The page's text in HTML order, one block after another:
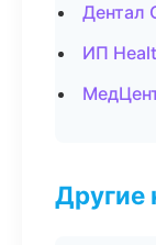
Дентал
ИП
Другие